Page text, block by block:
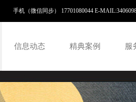
手机（微信同步） 17701080044 E-MAIL:
信息动态 精典案例 服